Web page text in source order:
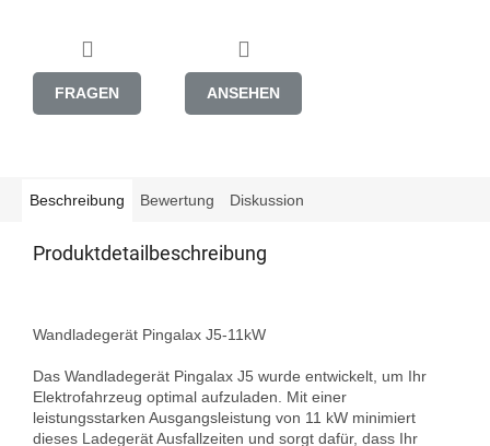
FRAGEN ANSEHEN
Beschreibung Bewertung Diskussion
Produktdetailbeschreibung
Wandladegerät Pingalax J5-11kW
Das Wandladegerät Pingalax J5 wurde entwickelt, um Ihr
Elektrofahrzeug optimal aufzuladen. Mit einer
leistungsstarken Ausgangsleistung von 11 kW minimiert
dieses Ladegerät Ausfallzeiten und sorgt dafür, dass Ihr